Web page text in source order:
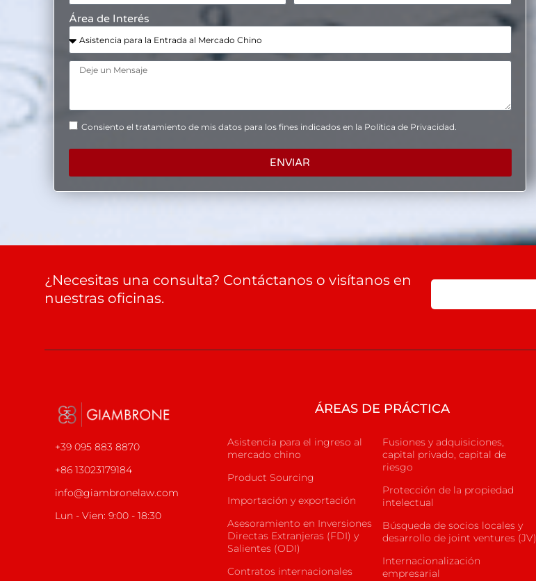
Área de Interés
Consiento el tratamiento de mis datos para los fines indicados en la Política de Privacidad.
ENVIAR
¿Necesitas una consulta? Contáctanos o visítanos en
nuestras oficinas.
+39 095 883 8870
+86 13023179184
info@giambronelaw.com
Lun - Vien: 9:00 - 18:30
ÁREAS DE PRÁCTICA
Asistencia para el ingreso al
mercado chino
Product Sourcing
Importación y exportación
Asesoramiento en Inversiones
Directas Extranjeras (FDI) y
Salientes (ODI)
Contratos internacionales
Fusiones y adquisiciones,
capital privado, capital de
riesgo
Protección de la propiedad
intelectual
Búsqueda de socios locales y
desarrollo de joint ventures (JV)
Internacionalización
empresarial